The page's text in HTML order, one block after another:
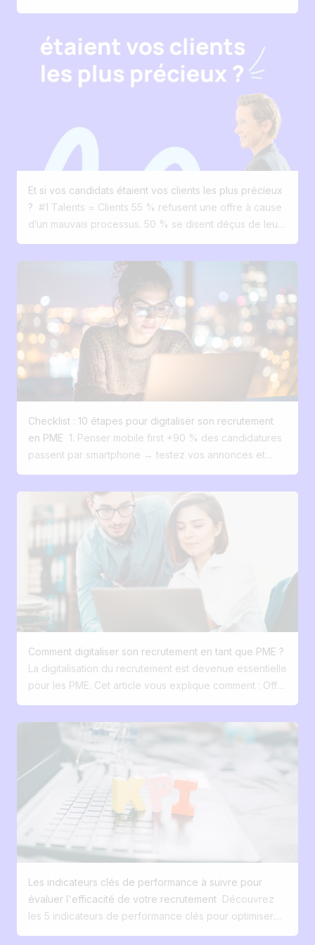
polyvalent ... pour rejoindre une super équipe"
Aujourd'hui, les meilleures offres répondent à 3
questions : • Pourquoi vous ? • Pourquoi ce job ? •
Pourquoi maintenant ? Et je rajouterais un bonus : Notre
vision d'entreprise ? Le recrutement est devenu du
marketing. Pourtant, peu d'entreprises l'ont compris.
Et si vos candidats étaient vos clients les plus précieux
? #1 Talents = Clients 55 % refusent une offre à cause
d’un mauvais processus. 50 % se disent déçus de leur
expérience candidat. Pourtant, vous bichonnez vos
clients. Pourquoi pas vos talents ? #2 Recruter
Recruter, ce n’est plus filtrer. C’est séduire, comme une
vraie marque. Les candidats veulent une expérience
claire, fluide, engageante. #3 Site carrière personnalisé
Mobile, fluide, à votre image. Jusqu’à 24 % de
conversion. #4 Diffusion sur 100+ plateformes
Automatiquement. Google job, Indeed, LinkedIn
Recruteur… en un clic. #5 Un ATS boosté à l’IA
Centralisez vos candidatures, automatisez, gagnez du
candidats viennent à vous. Et ils ont envie de rester. #7
Vos candidats ne sont pas des numéros Ce sont vos
futurs clients internes. Et avec Jobloom, vous les
recrutez comme vous vendez. La bonne nouvelle ?
Tout ça se corrige facilement. Avec Jobloom, les PME
peuvent digitaliser leur recrutement sans perdre leur
authenticité et sans se ruiner. Vous avez envie de voir
comment ça marche ?
Checklist : 10 étapes pour digitaliser son recrutement
en PME 1. Penser mobile first +90 % des candidatures
passent par smartphone → testez vos annonces et
votre site carrière sur mobile. 2. Créer un vrai funnel de
conversion candidat Présence là où sont vos candidats
(Google Jobs, LinkedIn, réseaux sociaux) et parcours
fluide jusqu’à la candidature. 3. Optimiser le site carrière
Un site classique convertit 0–2 % des visiteurs. Avec
SEO + marque employeur, vous pouvez multiplier ce
chiffre par 10. 4. Développer sa marque employeur
Montrez vos valeurs, vos projets, vos équipes, vos
opportunités de formation et de carrière. 5. Diffuser
automatiquement vos offres Automatisez la publication
spécialisés. 6. Centraliser les données Stop aux CV
dans Dropbox et aux suivis Excel. Utilisez une base
unique pour garder l’historique des candidats. 7.
Faciliter la communication interne Permettez aux
managers et RH de collaborer sur une plateforme
commune avec feedback et suivi transparents. 8.
Automatiser les tâches chronophages Refus, relances,
formulaires de qualification → gagnez du temps pour
l’humain. 9. Utiliser l’IA intelligemment Pour lire les CV,
générer des offres attractives ou produire du contenu
visuel pour vos annonces. 10. Donner une réponse aux
candidats Un candidat sans feedback = une image
employeur dégradée. Automatisez, mais ne négligez
pas l’humain.
Comment digitaliser son recrutement en tant que PME ?
La digitalisation du recrutement est devenue essentielle
pour les PME. Cet article vous explique comment : Offrir
une expérience candidat fluide et mobile-first. Utiliser
votre marque employeur comme levier d’attraction.
Éviter les process éclatés grâce à une base
centralisée. Automatiser les tâches répétitives pour
gagner du temps. Diffuser efficacement vos offres
d’emploi. Améliorer la collaboration interne autour du
recrutement. Pourquoi digitaliser son recrutement ?
Tout est devenu digital. On achète en quelques clics
smartphone… et les candidats s’attendent à la même
avec l’e-commerce est frappant : près de 3 acheteurs
sur 5 abandonnent leur panier en ligne avant de
finaliser. Dans le recrutement digital, c’est encore pire.
Si le processus n’est pas fluide et pensé mobile, vous
Les indicateurs clés de performance à suivre pour
évaluer l'efficacité de votre recrutement Découvrez
les 5 indicateurs de performance clés pour optimiser
votre recrutement en 2025 : taux de conversion, temps